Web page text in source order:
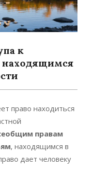
к
право находиться
правам
, находящимся в
дает человеку